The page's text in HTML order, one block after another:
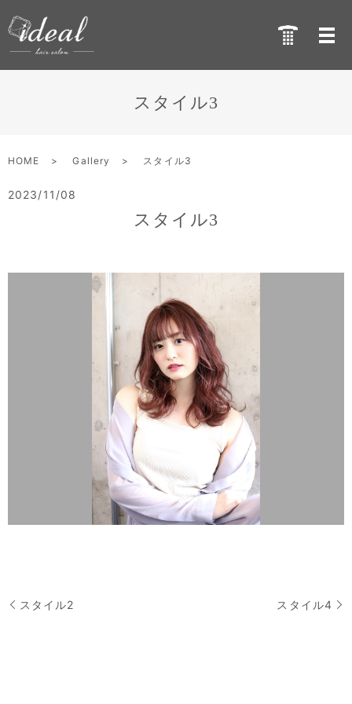
スタイル3
HOME Gallery スタイル3
2023/11/08
スタイル3
スタイル2 スタイル4